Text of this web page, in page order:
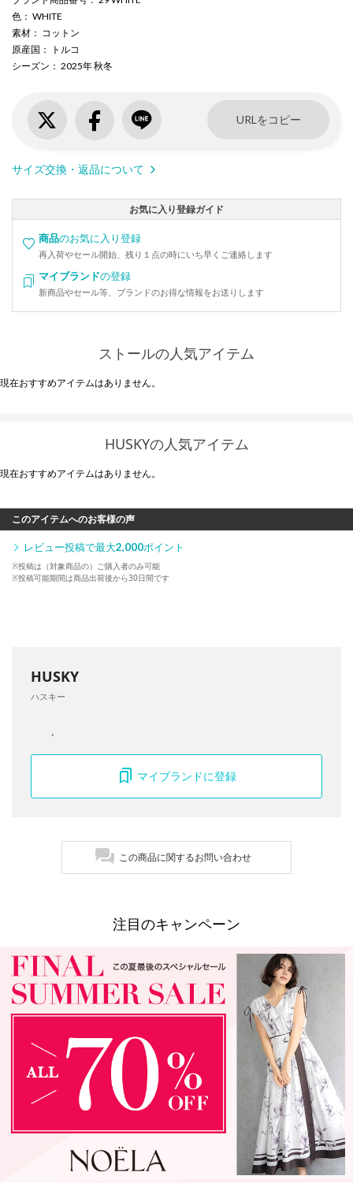
色 ： WHITE
素材 ： コットン
原産国 ： トルコ
シーズン ： 2025年 秋冬
URLをコピー
サイズ交換・返品について
お気に入り登録ガイド
商品のお気に入り登録
再入荷やセール開始、残り１点の時にいち早くご連絡します
マイブランドの登録
新商品やセール等、ブランドのお得な情報をお送りします
ストールの人気アイテム
現在おすすめアイテムはありません。
HUSKYの人気アイテム
現在おすすめアイテムはありません。
このアイテムへのお客様の声
レビュー投稿で最大2,000ポイント
※投稿は（対象商品の）ご購入者のみ可能
※投稿可能期間は商品出荷後から30日間です
HUSKY
ハスキー
マイブランドに登録
この商品に関するお問い合わせ
注目のキャンペーン